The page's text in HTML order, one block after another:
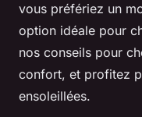
vous préfériez un
option idéale pour
nos conseils pour
confort, et profitez
ensoleillées.